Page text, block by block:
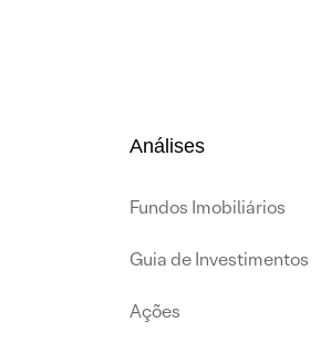
Análises
Fundos Imobiliários
Guia de Investimentos
Ações